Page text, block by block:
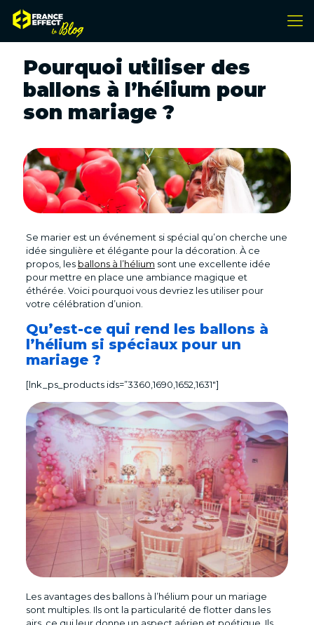
Pourquoi utiliser des
ballons à l’hélium pour
son mariage ?
Se marier est un événement si spécial qu’on cherche une
idée singulière et élégante pour la décoration. À ce
propos, les ballons à l’hélium sont une excellente idée
pour mettre en place une ambiance magique et
éthérée. Voici pourquoi vous devriez les utiliser pour
votre célébration d’union.
Qu’est-ce qui rend les ballons à
l’hélium si spéciaux pour un
mariage ?
[lnk_ps_products ids=”3360,1690,1652,1631″]
Les avantages des ballons à l’hélium pour un mariage
sont multiples. Ils ont la particularité de flotter dans les
airs, ce qui leur donne un aspect aérien et poétique. Ils